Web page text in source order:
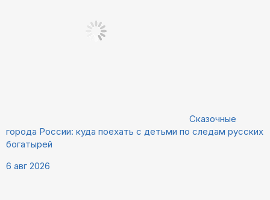
Сказочные
города России: куда поехать с детьми по следам русских
богатырей
6 авг 2026